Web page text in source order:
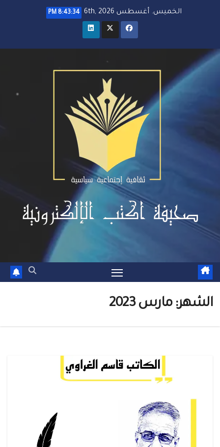
الخميس. أغسطس 6th, 2026 8:43:35 PM
الشهر:مارس 2023